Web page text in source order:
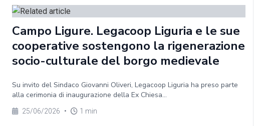
Campo Ligure. Legacoop Liguria e le sue
cooperative sostengono la rigenerazione
socio-culturale del borgo medievale
Su invito del Sindaco Giovanni Oliveri, Legacoop Liguria ha preso parte
alla cerimonia di inaugurazione della Ex Chiesa...
25/06/2026 • 1 min